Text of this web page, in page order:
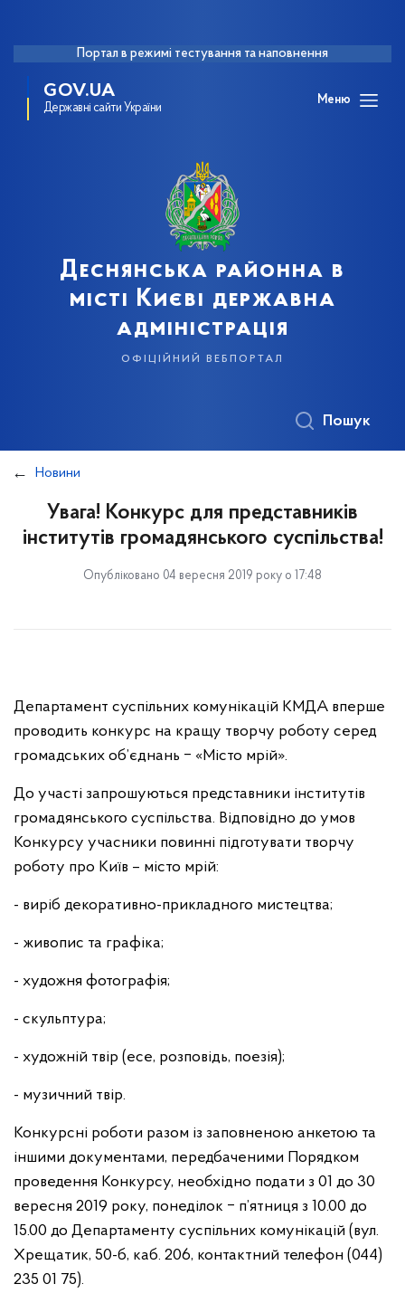
Портал в режимі тестування та наповнення
GOV.UA
Державні сайти України
Меню
Деснянська районна в
місті Києві державна
адміністрація
офіційний вебпортал
Пошук
Новини
Увага! Конкурс для представників
інститутів громадянського суспільства!
Опубліковано 04 вересня 2019 року о 17:48
Департамент суспільних комунікацій КМДА вперше
проводить конкурс на кращу творчу роботу серед
громадських об’єднань ‒ «Місто мрій».
До участі запрошуються представники інститутів
громадянського суспільства. Відповідно до умов
Конкурсу учасники повинні підготувати творчу
роботу про Київ – місто мрій:
- виріб декоративно-прикладного мистецтва;
- живопис та графіка;
- художня фотографія;
- скульптура;
- художній твір (есе, розповідь, поезія);
- музичний твір.
Конкурсні роботи разом із заповненою анкетою та
іншими документами, передбаченими Порядком
проведення Конкурсу, необхідно подати з 01 до 30
вересня 2019 року, понеділок ‒ п’ятниця з 10.00 до
15.00 до Департаменту суспільних комунікацій (вул.
Хрещатик, 50-б, каб. 206, контактний телефон (044)
235 01 75).